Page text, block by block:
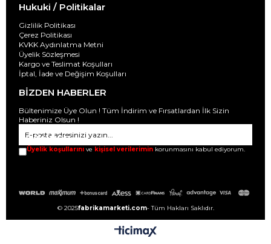
Hukuki / Politikalar
Gizlilik Politikası
Çerez Politikası
KVKK Aydınlatma Metni
Üyelik Sözleşmesi
Kargo ve Teslimat Koşulları
İptal, İade ve Değişim Koşulları
BİZDEN HABERLER
Bültenimize Üye Olun ! Tüm İndirim ve Fırsatlardan İlk Sizin
Haberiniz Olsun !
GÖNDER
Üyelik koşullarını ve kişisel verilerimin korunmasını kabul ediyorum.
© 2025fabrikamarketi.com- Tüm Hakları Saklıdır.